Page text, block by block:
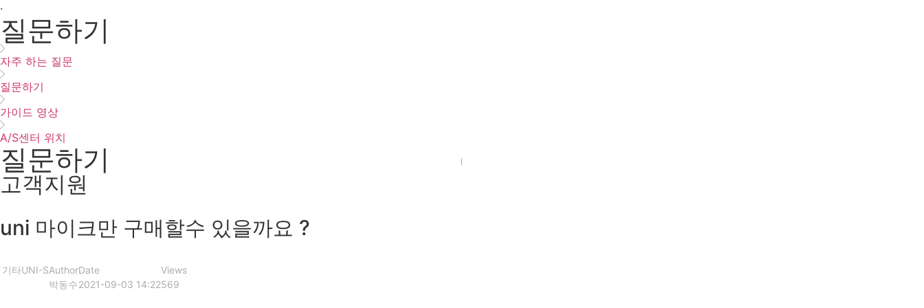
·
질문하기
자주 하는 질문
질문하기
가이드 영상
A/S센터 위치
질문하기
고객지원
uni 마이크만 구매할수 있을까요 ?
기타UNI-SAuthor
박동수
Date
2021-09-03 14:22
Views
569